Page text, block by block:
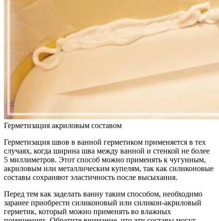
Герметизация акриловым составом
Герметизация швов в ванной герметиком применяется в тех
случаях, когда ширина шва между ванной и стенкой не более
5 миллиметров. Этот способ можно применять к чугунным,
акриловым или металлическим купелям, так как силиконовые
составы сохраняют эластичность после высыхания.
Перед тем как заделать ванну таким способом, необходимо
заранее приобрести силиконовый или силикон-акриловый
герметик, который можно применять во влажных